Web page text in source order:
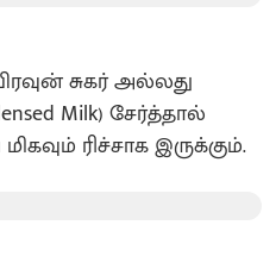
சுகர் அல்லது
Milk) சேர்த்தால்
ரிச்சாக இருக்கும்.